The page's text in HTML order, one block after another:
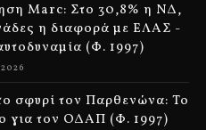
Marc: Στο 30,8% η ΝΔ,
η διαφορά με ΕΛΑΣ -
(Φ. 1997)
σφυρί τον Παρθενώνα: Το
για τον ΟΔΑΠ (Φ. 1997)